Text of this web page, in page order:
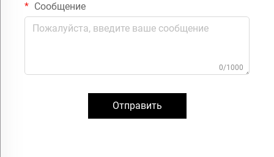
Сообщение
0/1000
Отправить